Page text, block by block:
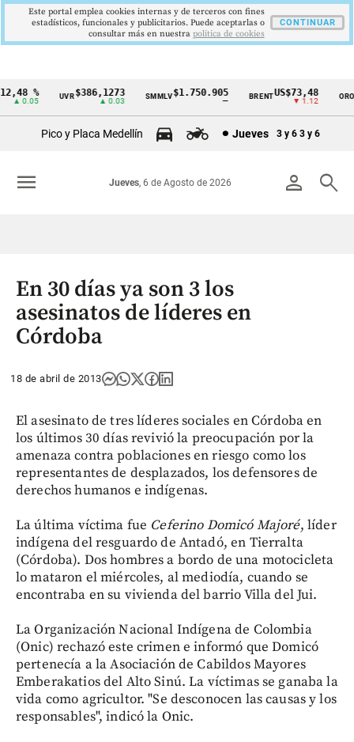
Cintillo
Colombia
%
▲ 0.05
UVR$386,1273
▲ 0.03
SMMLV$1.750.905 BRENTUS$73,48
▼ 1.12
ORO
Pico y Placa Medellín Jueves 3 y 6 3 y 6
person search
Jueves, 6 de Agosto de 2026
menu
En 30 días ya son 3 los
asesinatos de líderes en
Córdoba
18 de abril de 2013
El asesinato de tres líderes sociales en Córdoba en
los últimos 30 días revivió la preocupación por la
amenaza contra poblaciones en riesgo como los
representantes de desplazados, los defensores de
derechos humanos e indígenas.
La última víctima fue Ceferino Domicó Majoré, líder
indígena del resguardo de Antadó, en Tierralta
(Córdoba). Dos hombres a bordo de una motocicleta
lo mataron el miércoles, al mediodía, cuando se
encontraba en su vivienda del barrio Villa del Jui.
La Organización Nacional Indígena de Colombia
(Onic) rechazó este crimen e informó que Domicó
pertenecía a la Asociación de Cabildos Mayores
Emberakatios del Alto Sinú. La víctimas se ganaba la
vida como agricultor. "Se desconocen las causas y los
responsables", indicó la Onic.
Este portal emplea cookies internas y de terceros con fines
estadísticos, funcionales y publicitarios. Puede aceptarlas o
consultar más en nuestra politica de cookies
CONTINUAR